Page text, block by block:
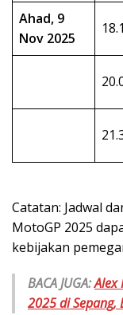
Ahad, 9
Nov 2025
Catatan: Jadwal
MotoGP 2025
kebijakan
BACA JUGA:Alex
2025 di Sepang,